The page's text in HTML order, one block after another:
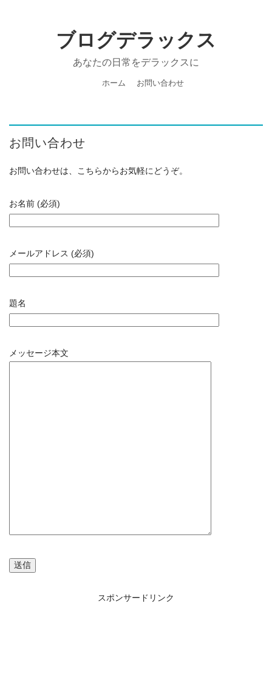
ブログデラックス
あなたの日常をデラックスに
ホーム お問い合わせ
お問い合わせ
お問い合わせは、こちらからお気軽にどうぞ。
お名前 (必須)
メールアドレス (必須)
題名
メッセージ本文
スポンサードリンク